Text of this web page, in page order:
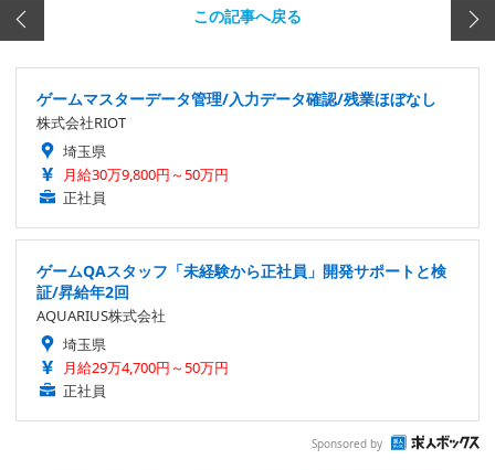
この記事へ戻る
ゲームマスターデータ管理/入力データ確認/残業ほぼなし
株式会社RIOT
埼玉県
月給30万9,800円～50万円
正社員
ゲームQAスタッフ「未経験から正社員」開発サポートと検
証/昇給年2回
AQUARIUS株式会社
埼玉県
月給29万4,700円～50万円
正社員
Sponsored by